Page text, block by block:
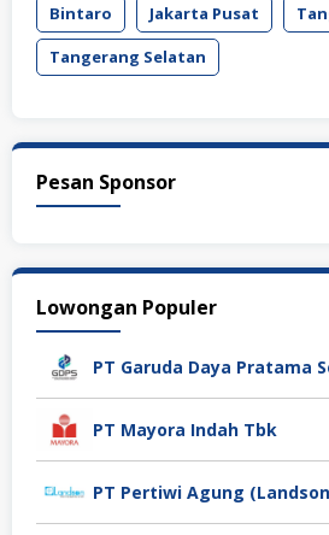
Bintaro Jakarta Pusat
Tangerang Selatan
Pesan Sponsor
Lowongan Populer
PT Garuda Daya Pratama
PT Mayora Indah Tbk
PT Pertiwi Agung